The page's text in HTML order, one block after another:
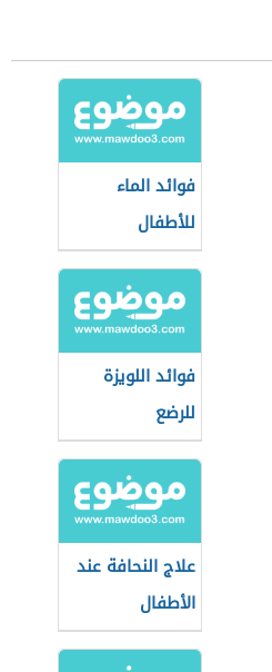
فوائد الماء
للأطفال
فوائد اللويزة
للرضع
علاج النحافة عند
الأطفال